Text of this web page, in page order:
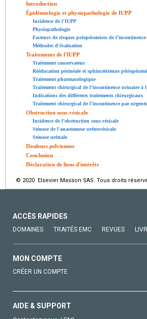
Introduction
Épidémiologie et physiopathologie de IUPP
Incidence de l'IUPP
Physiopathologie
Facteurs de risques préopératoires de
Méthodes d'évaluation
Traitements de l'IUPP
Traitement conservateur
Rééducation périnéale et sphinctérienne
Traitement pharmacologique
Traitement chirurgical de l'incontinence urinaire à
Indications des différents traitements chirurgicaux
Traitement chirurgical de l'incontinence par
Obstruction sous-vésicale
Incidence de l'obstruction sous-vésicale
Sténose de l'anastomose urétrovésicale
Sténose urétrale
Douleurs pelviennes
Conclusion
Déclaration de liens d'intérêts
© 2020 Elsevier Masson SAS. Tous droits
ACCÈS RAPIDES
DOMAINES TRAITÉS EMC REVUES
MON COMPTE
CRÉER UN COMPTE
AIDE & SUPPORT